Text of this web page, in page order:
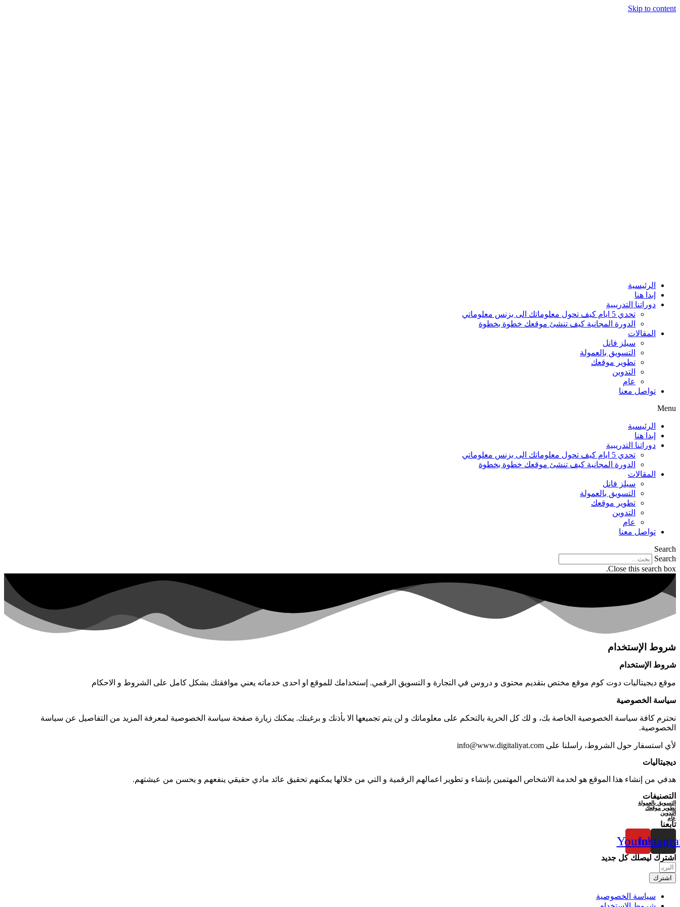
Skip to content
الرئيسية
إبدا هنا
دوراتنا التدريبية
تحدي 5 ايام كيف تحول معلوماتك الى بزنس معلوماتي
الدورة المجانية كيف تنشئ موقعك خطوة بخطوة
المقالات
سيلز فانل
التسويق بالعمولة
تطوير موقعك
التدوين
عام
تواصل معنا
Menu
الرئيسية
إبدا هنا
دوراتنا التدريبية
تحدي 5 ايام كيف تحول معلوماتك الى بزنس معلوماتي
الدورة المجانية كيف تنشئ موقعك خطوة بخطوة
المقالات
سيلز فانل
التسويق بالعمولة
تطوير موقعك
التدوين
عام
تواصل معنا
Search
Search
Close this search box.
شروط الإستخدام
شروط الإستخدام
موقع ديجيتاليات دوت كوم موقع مختص بتقديم محتوى و دروس في التجارة و التسويق الرقمي. إستخدامك للموقع او احدى خدماته يعني موافقتك بشكل كامل على الشروط و الاحكام
سياسة الخصوصية
نحترم كافة سياسة الخصوصية الخاصة بك، و لك كل الحرية بالتحكم على معلوماتك و لن يتم تجميعها الا بأذنك و برغبتك. يمكنك زيارة صفحة سياسة الخصوصية لمعرفة المزيد من التفاصيل عن سياسة
الخصوصية.
لأي استسفار حول الشروط، راسلنا على info@www.digitaliyat.com
ديجيتاليات
هدفي من إنشاء هذا الموقع هو لخدمة الاشخاص المهتمين بإنشاء و تطوير اعمالهم الرقمية و التي من خلالها يمكنهم تحقيق عائد مادي حقيقي ينفعهم و يحسن من عيشتهم.
التصنيفات
التسويق بالعمولة
تطوير موقعك
التدوين
عام
تابعنا
Youtube
اشترك ليصلك كل جديد
اشترك
سياسة الخصوصية